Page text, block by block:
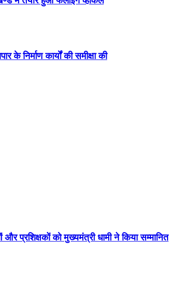
के निर्माण कार्यों की समीक्षा की
को मुख्यमंत्री धामी ने किया सम्मानित